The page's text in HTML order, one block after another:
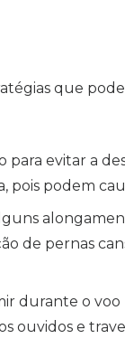
que
evitar a
pois podem
de pernas
durante o voo
ouvidos e